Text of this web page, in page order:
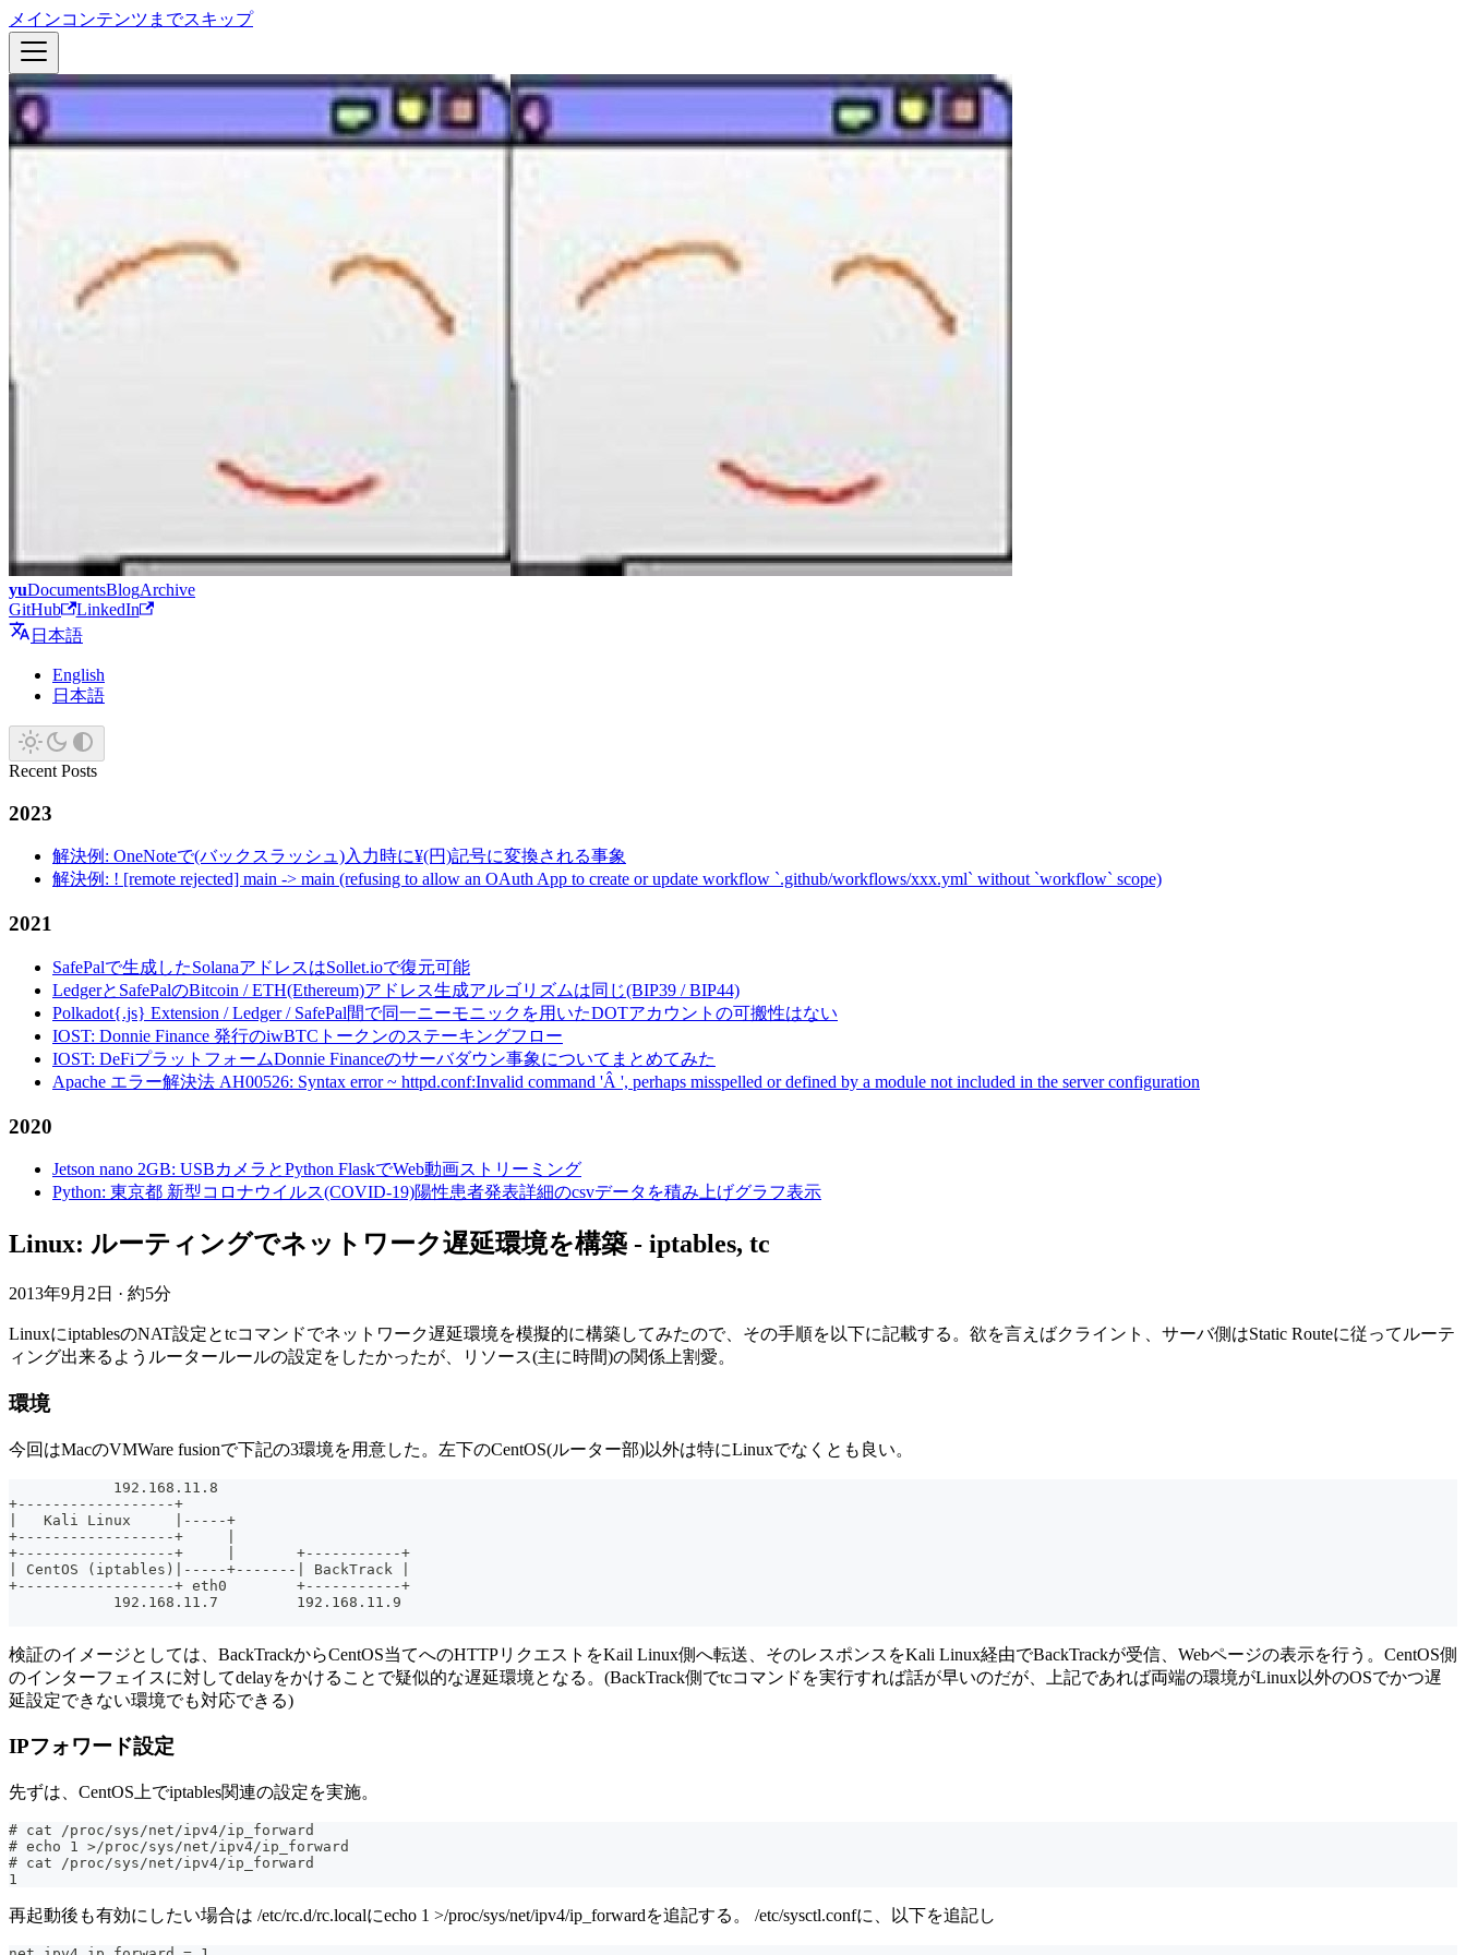
メインコンテンツまでスキップ
yuDocumentsBlogArchive
GitHub
LinkedIn
日本語
English
日本語
Recent Posts
2023
解決例: OneNoteで(バックスラッシュ)入力時に¥(円)記号に変換される事象
解決例: ! [remote rejected] main -> main (refusing to allow an OAuth App to create or update workflow `.github/workflows/xxx.yml` without `workflow` scope)
2021
SafePalで生成したSolanaアドレスはSollet.ioで復元可能
LedgerとSafePalのBitcoin / ETH(Ethereum)アドレス生成アルゴリズムは同じ(BIP39 / BIP44)
Polkadot{.js} Extension / Ledger / SafePal間で同一ニーモニックを用いたDOTアカウントの可搬性はない
IOST: Donnie Finance 発行のiwBTCトークンのステーキングフロー
IOST: DeFiプラットフォームDonnie Financeのサーバダウン事象についてまとめてみた
Apache エラー解決法 AH00526: Syntax error ~ httpd.conf:Invalid command 'Â ', perhaps misspelled or defined by a module not included in the server configuration
2020
Jetson nano 2GB: USBカメラとPython FlaskでWeb動画ストリーミング
Python: 東京都 新型コロナウイルス(COVID-19)陽性患者発表詳細のcsvデータを積み上げグラフ表示
Linux: ルーティングでネットワーク遅延環境を構築 - iptables, tc
2013年9月2日 · 約5分
LinuxにiptablesのNAT設定とtcコマンドでネットワーク遅延環境を模擬的に構築してみたので、その手順を以下に記載する。欲を言えばクライント、サーバ側はStatic Routeに従ってルーテ
ィング出来るようルータールールの設定をしたかったが、リソース(主に時間)の関係上割愛。
環境
今回はMacのVMWare fusionで下記の3環境を用意した。左下のCentOS(ルーター部)以外は特にLinuxでなくとも良い。
            192.168.11.8
+------------------+
|   Kali Linux     |-----+
+------------------+     |
+------------------+     |       +-----------+
| CentOS (iptables)|-----+-------| BackTrack |
+------------------+ eth0        +-----------+
            192.168.11.7         192.168.11.9
検証のイメージとしては、BackTrackからCentOS当てへのHTTPリクエストをKail Linux側へ転送、そのレスポンスをKali Linux経由でBackTrackが受信、Webページの表示を行う。CentOS側
のインターフェイスに対してdelayをかけることで疑似的な遅延環境となる。(BackTrack側でtcコマンドを実行すれば話が早いのだが、上記であれば両端の環境がLinux以外のOSでかつ遅
延設定できない環境でも対応できる)
IPフォワード設定
先ずは、CentOS上でiptables関連の設定を実施。
# cat /proc/sys/net/ipv4/ip_forward
# echo 1 >/proc/sys/net/ipv4/ip_forward
# cat /proc/sys/net/ipv4/ip_forward
1
再起動後も有効にしたい場合は /etc/rc.d/rc.localにecho 1 >/proc/sys/net/ipv4/ip_forwardを追記する。 /etc/sysctl.confに、以下を追記し